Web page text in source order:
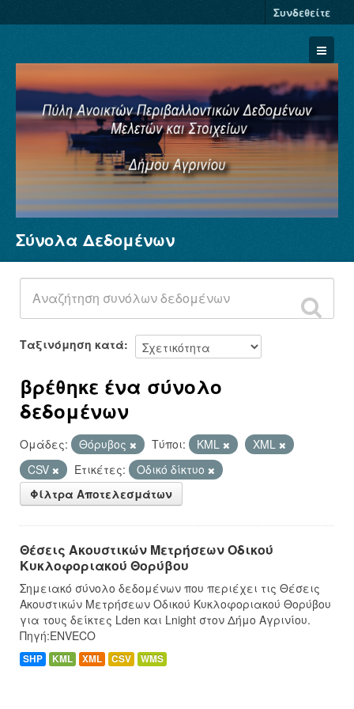
Συνδεθείτε
Σύνολα Δεδομένων
Φορείς
Ομάδες
Σχετικά
Σύνολα Δεδομένων
Ταξινόμηση κατά
βρέθηκε ένα σύνολο
δεδομένων
Ομάδες: Θόρυβος Τύποι: KML
XML
CSV
Ετικέτες:
Οδικό δίκτυο
Φίλτρα Αποτελεσμάτων
Θέσεις Ακουστικών Μετρήσεων Οδικού
Κυκλοφοριακού Θορύβου
Σημειακό σύνολο δεδομένων που περιέχει τις Θέσεις
Ακουστικών Μετρήσεων Οδικού Κυκλοφοριακού Θορύβου
για τους δείκτες Lden και Lnight στον Δήμο Αγρινίου.
Πηγή:ENVECO
SHP KML XML CSV WMS